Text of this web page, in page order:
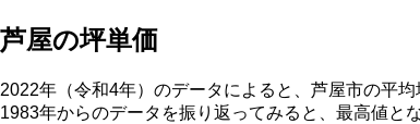
芦屋の坪単価
2022年（令和4年）のデータによると、芦屋市の平
1983年からのデータを振り返ってみると、最高値と